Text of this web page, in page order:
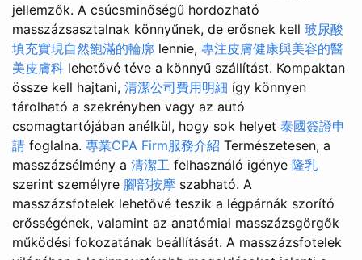
jellemzők. A csúcsminőségű hordozható
masszázsasztalnak könnyűnek, de erősnek kell 玻尿酸
填充實現自然飽滿的輪廓 lennie, 專注皮膚健康與美容的醫
美皮膚科 lehetővé téve a könnyű szállítást. Kompaktan
össze kell hajtani, 清潔公司費用明細 így könnyen
tárolható a szekrényben vagy az autó
csomagtartójában anélkül, hogy sok helyet 泰國簽證申
請 foglalna. 專業CPA Firm服務介紹 Természetesen, a
masszázsélmény a 清潔工 felhasználó igénye 隆乳
szerint személyre 腳部按摩 szabható. A
masszázsfotelek lehetővé teszik a légpárnák szorító
erősségének, valamint az anatómiai masszázsgörgők
működési fokozatának beállítását. A masszázsfotelek